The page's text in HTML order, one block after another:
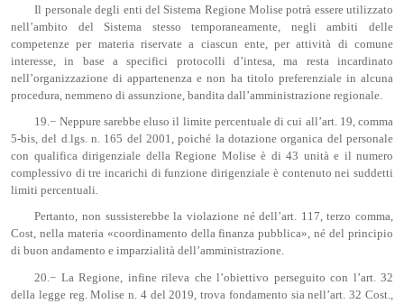
Il personale degli enti del Sistema Regione Molise potrà essere utilizzato
nell’ambito del Sistema stesso temporaneamente, negli ambiti delle
competenze per materia riservate a ciascun ente, per attività di comune
interesse, in base a specifici protocolli d’intesa, ma resta incardinato
nell’organizzazione di appartenenza e non ha titolo preferenziale in alcuna
procedura, nemmeno di assunzione, bandita dall’amministrazione regionale.
19.− Neppure sarebbe eluso il limite percentuale di cui all’art. 19, comma
5-bis, del d.lgs. n. 165 del 2001, poiché la dotazione organica del personale
con qualifica dirigenziale della Regione Molise è di 43 unità e il numero
complessivo di tre incarichi di funzione dirigenziale è contenuto nei suddetti
limiti percentuali.
Pertanto, non sussisterebbe la violazione né dell’art. 117, terzo comma,
Cost, nella materia «coordinamento della finanza pubblica», né del principio
di buon andamento e imparzialità dell’amministrazione.
20.− La Regione, infine rileva che l’obiettivo perseguito con l’art. 32
della legge reg. Molise n. 4 del 2019, trova fondamento sia nell’art. 32 Cost.,